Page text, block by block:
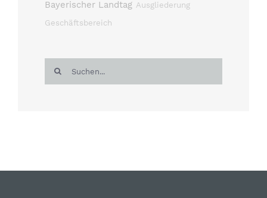
Bayerischer Landtag Ausgliederung
Geschäftsbereich
Suche
nach: